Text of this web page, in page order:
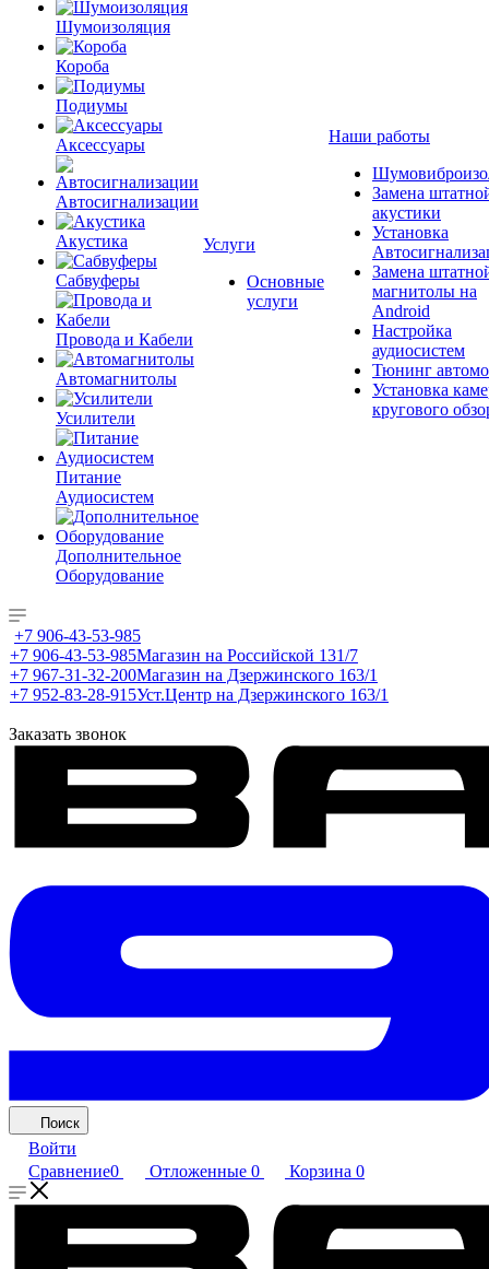
Шумоизоляция
Короба
Подиумы
Аксессуары
Автосигнализации
Акустика
Сабвуферы
Провода и Кабели
Автомагнитолы
Усилители
Питание
Аудиосистем
Дополнительное
Оборудование
Услуги
Основные
услуги
Наши работы
Замена
акустики
Установка
Замена
магнитолы на
Android
Настройка
аудиосистем
Тюнинг
Установка
кругового
+7 906-43-53-985
+7 906-43-53-985Магазин на Российской 131/7
+7 967-31-32-200Магазин на Дзержинского 163/1
+7 952-83-28-915Уст.Центр на Дзержинского 163/1
Заказать звонок
Поиск
Войти
Сравнение0 Отложенные 0 Корзина 0